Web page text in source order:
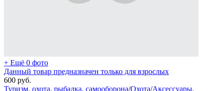
+ Ещё 0 фото
Данный товар предназначен только для взрослых
600 руб.
Туризм, охота, рыбалка, самооборона/Охота/Аксессуары,